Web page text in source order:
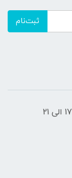
ثبت‌نام
شنبه تا پنج شنبه از ساعت 9 صبح الی 14 و 17 الی 21